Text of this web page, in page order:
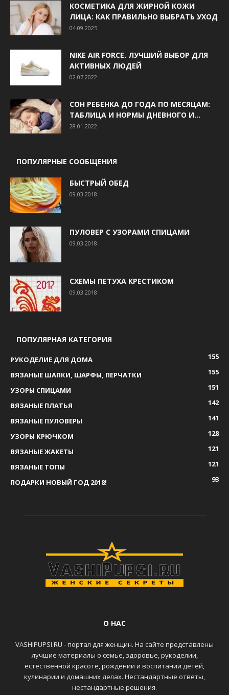
КОСМЕТИКА ДЛЯ ЖИРНОЙ КОЖИ
ЛИЦА: КАК ПРАВИЛЬНО ВЫБРАТЬ УХОД
04.09.2025
NIKE AIR FORCE. ЛУЧШИЙ ВЫБОР ДЛЯ
АКТИВНЫХ ЛЮДЕЙ
02.07.2022
СОН РЕБЕНКА ДО ГОДА ПО МЕСЯЦАМ:
ТАБЛИЦА И НОРМЫ ДНЕВНОГО И...
28.01.2022
ПОПУЛЯРНЫЕ СООБЩЕНИЯ
БЫСТРЫЙ ОБЕД
09.03.2018
ПУЛОВЕР С УЗОРАМИ СПИЦАМИ
09.03.2018
СХЕМЫ ПЕТУХА КРЕСТИКОМ
09.03.2018
ПОПУЛЯРНАЯ КАТЕГОРИЯ
РУКОДЕЛИЕ ДЛЯ ДОМА
155
ВЯЗАНЫЕ ШАПКИ, ШАРФЫ, ПЕРЧАТКИ
155
УЗОРЫ СПИЦАМИ
151
ВЯЗАНЫЕ ПЛАТЬЯ
142
ВЯЗАНЫЕ ПУЛОВЕРЫ
141
УЗОРЫ КРЮЧКОМ
128
ВЯЗАНЫЕ ЖАКЕТЫ
121
ВЯЗАНЫЕ ТОПЫ
121
ПОДАРКИ НОВЫЙ ГОД 2018!
93
О НАС
VASHIPUPSI.RU - портал для женщин. На сайте представлены
лучшие материалы о семье, здоровье, рукоделии,
естественной красоте, рождении и воспитании детей,
кулинарии и домашних делах. Нестандартные ответы,
нестандартные решения.